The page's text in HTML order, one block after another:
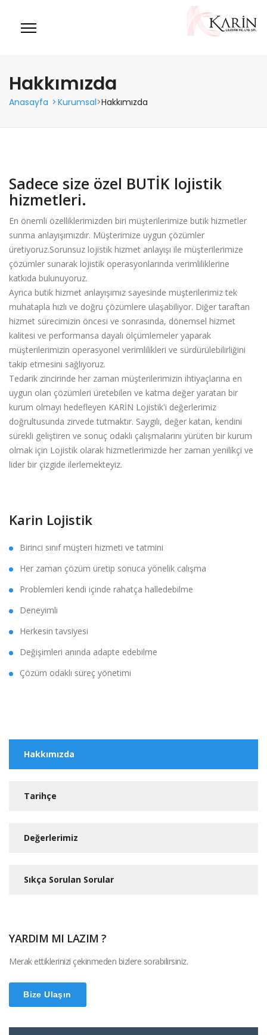
Hakkımızda
Anasayfa > Kurumsal>Hakkımızda
Sadece size özel BUTİK lojistik
hizmetleri.
En önemli özelliklerimizden biri müşterilerimize butik hizmetler
sunma anlayışımızdır. Müşterimize uygun çözümler
üretiyoruz.Sorunsuz lojistik hizmet anlayışı ile müşterilerimize
çözümler sunarak lojistik operasyonlarında verimliliklerine
katkıda bulunuyoruz.
Ayrıca butik hizmet anlayışımız sayesinde müşterilerimiz tek
muhatapla hızlı ve doğru çözümlere ulaşabiliyor. Diğer taraftan
hizmet sürecimizin öncesi ve sonrasında, dönemsel hizmet
kalitesi ve performansa dayalı ölçümlemeler yaparak
müşterilerimizin operasyonel verimlilikleri ve sürdürülebilirliğini
takip etmesini sağlıyoruz.
Tedarik zincirinde her zaman müşterilerimizin ihtiyaçlarına en
uygun olan çözümleri üretebilen ve katma değer yaratan bir
kurum olmayı hedefleyen KARİN Lojistik'i değerlerimiz
doğrultusunda zirvede tutmaktır. Saygılı, değer katan, kendini
sürekli geliştiren ve sonuç odaklı çalışmalarını yürüten bir kurum
olmak için Lojistik olarak hizmetlerimizde her zaman yenilikçi ve
lider bir çizgide ilerlemekteyiz.
Karin Lojistik
Birinci sınıf müşteri hizmeti ve tatmini
Her zaman çözüm üretip sonuca yönelik calışma
Problemleri kendi içinde rahatça halledebilme
Deneyimli
Herkesin tavsiyesi
Değişimleri anında adapte edebilme
Çözüm odaklı süreç yönetimi
Hakkımızda
Tarihçe
Değerlerimiz
Sıkça Sorulan Sorular
YARDIM MI LAZIM ?
Merak ettiklerinizi çekinmeden bizlere sorabilirsiniz.
Bize Ulaşın